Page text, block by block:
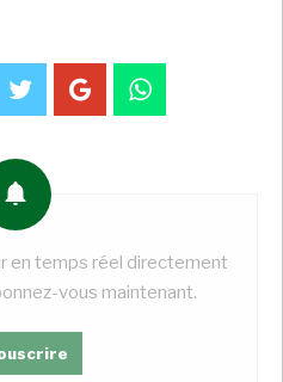
opposants exigent la non-
Rwanda: Paul Kagame
16, 2024
Bassirou Diomaye
libyenne, après
en temps réel directement
vous maintenant.